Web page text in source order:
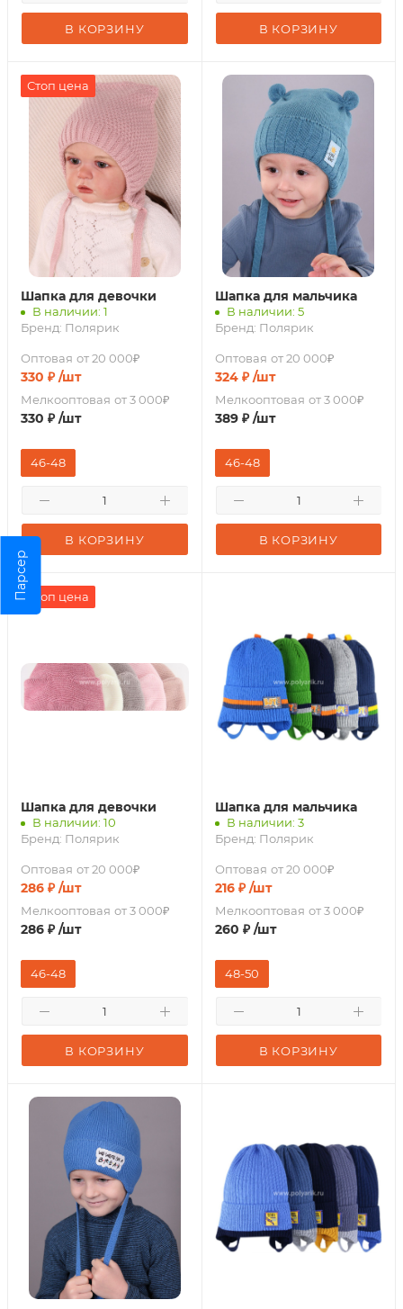
В КОРЗИНУ В КОРЗИНУ
Стоп цена
Шапка для девочки
В наличии: 1
Бренд: Полярик
Оптовая от 20 000₽
330 ₽ /шт
Мелкооптовая от 3 000₽
330 ₽ /шт
В КОРЗИНУ
46-48
Шапка для мальчика
В наличии: 5
Бренд: Полярик
Оптовая от 20 000₽
324₽ /шт
Мелкооптовая от 3 000₽
389₽ /шт
В КОРЗИНУ
46-48
Стоп цена
Шапка для девочки
В наличии: 10
Бренд: Полярик
Оптовая от 20 000₽
286 ₽ /шт
Мелкооптовая от 3 000₽
286 ₽ /шт
В КОРЗИНУ
46-48
Шапка для мальчика
В наличии: 3
Бренд: Полярик
Оптовая от 20 000₽
216₽ /шт
Мелкооптовая от 3 000₽
260 ₽ /шт
В КОРЗИНУ
48-50
Парсер